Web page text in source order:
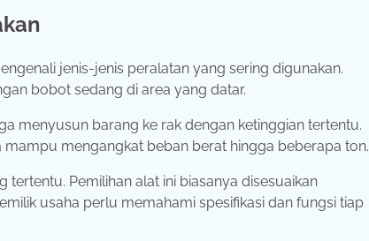
jenis-jenis peralatan yang sering digunakan.
bobot sedang di area yang datar.
menyusun barang ke rak dengan ketinggian tertentu.
mengangkat beban berat hingga beberapa ton.
Pemilihan alat ini biasanya disesuaikan
usaha perlu memahami spesifikasi dan fungsi tiap